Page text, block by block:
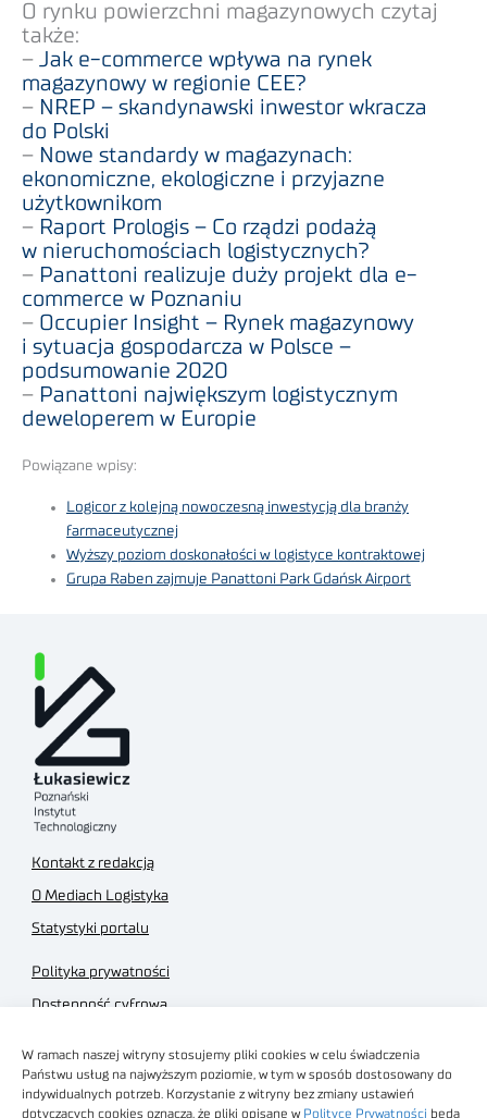
W ramach naszej witryny stosujemy pliki cookies w celu świadczenia
Państwu usług na najwyższym poziomie, w tym w sposób dostosowany do
indywidualnych potrzeb. Korzystanie z witryny bez zmiany ustawień
dotyczących cookies oznacza, że pliki opisane w Polityce Prywatności będą
O rynku powierzchni magazynowych czytaj
także:
– Jak e-commerce wpływa na rynek
magazynowy w regionie CEE?
– NREP – skandynawski inwestor wkracza
do Polski
– Nowe standardy w magazynach:
ekonomiczne, ekologiczne i przyjazne
użytkownikom
– Raport Prologis – Co rządzi podażą
w nieruchomościach logistycznych?
– Panattoni realizuje duży projekt dla e-
commerce w Poznaniu
– Occupier Insight – Rynek magazynowy
i sytuacja gospodarcza w Polsce –
podsumowanie 2020
– Panattoni największym logistycznym
deweloperem w Europie
Powiązane wpisy:
Logicor z kolejną nowoczesną inwestycją dla branży
farmaceutycznej
Wyższy poziom doskonałości w logistyce kontraktowej
Grupa Raben zajmuje Panattoni Park Gdańsk Airport
Kontakt z redakcją
O Mediach Logistyka
Statystyki portalu
Polityka prywatności
Dostępność cyfrowa
Regulamin sklepu